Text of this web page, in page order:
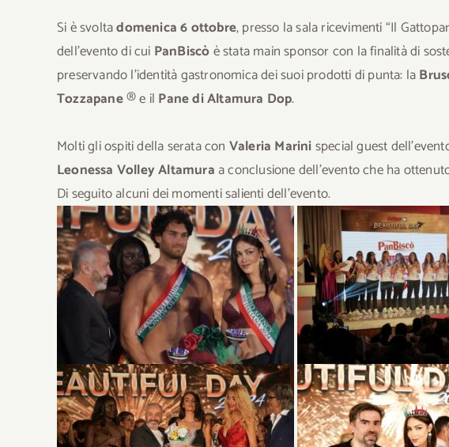
Si è svoltadomenica 6 ottobre, presso la sala ricevimenti “Il
dell’evento di cui PanBiscòè stata main sponsor con la finalità di
preservando l’identità gastronomica dei suoi prodotti di punta: la
Tozzapane® e il Pane di Altamura Dop.
Molti gli ospiti della serata con Valeria Marinispecial guest
Leonessa Volley Altamura a conclusione dell’evento che ha
Di seguito alcuni dei momenti salienti dell’evento.